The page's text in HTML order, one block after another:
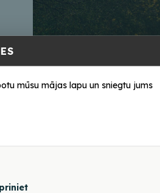
mūsu mājas lapu un sniegtu jums